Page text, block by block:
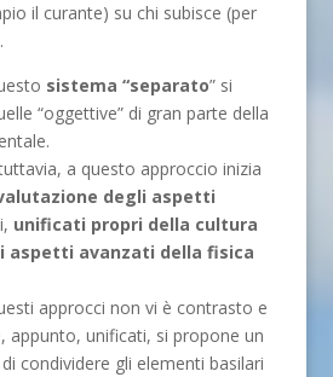
il curante) su chi subisce (per
sistema “separato” si
“oggettive” di gran parte della
a questo approccio inizia
degli aspetti
unificati propri della cultura
aspetti avanzati della fisica
approcci non vi è contrasto e
appunto, unificati, si propone un
condividere gli elementi basilari